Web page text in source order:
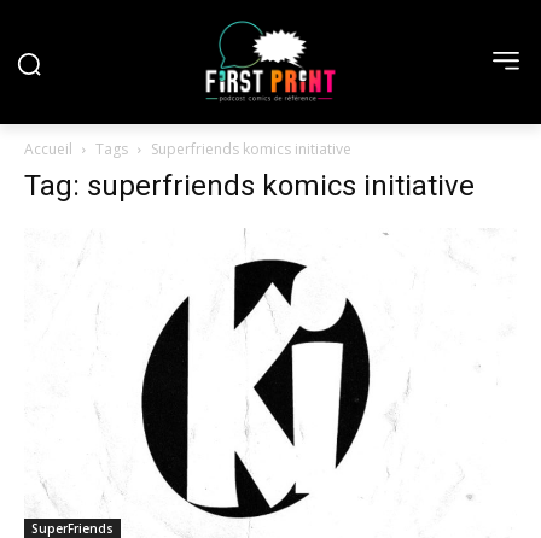
Accueil Tags Superfriends komics initiative
Tag: superfriends komics initiative
SuperFriends